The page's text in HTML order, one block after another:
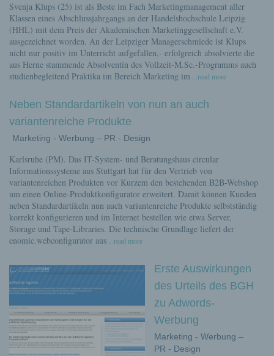
Svenja Klups (25) ist als Beste im Fach Marketingmanagement aller
Klassen eines Abschlussjahrgangs an der Handelshochschule Leipzig
(HHL) mit dem Preis der Akademischen Marketinggesellschaft e.V.
ausgezeichnet worden. An der Leipziger Managerschmiede ist Klups
nicht nur positiv im Unterricht aufgefallen,- erfolgreich absolvierte die
aus Herne stammende Absolventin des Vollzeit-M.Sc.-Programms auch
studienbegleitend Praktika im Bereich Marketing im ...read more
Neben Standardartikeln von nun an auch
variantenreiche Produkte
Marketing - Werbung – PR - Design
Karlsruhe (PM). Das IT-System- und Beratungshaus circular
Informationssysteme aus Stuttgart hat für den Vertrieb von
variantenreichen Produkten vor Kurzem den bestehenden B2B-Webshop
um einen Online-Produktkonfigurator erweitert. Damit können Kunden
neben Standardartikeln nun auch variantenreiche Produkte selbstständig
korrekt konfigurieren und im Internet bestellen wie etwa Server,
Storage und Tape-Libraries. Die technische Grundlage liefert der
enomic.webconfigurator aus ...read more
Erste Auswirkungen
des Urteils des BGH
zu Adwords-
Werbung
Marketing - Werbung –
PR - Design